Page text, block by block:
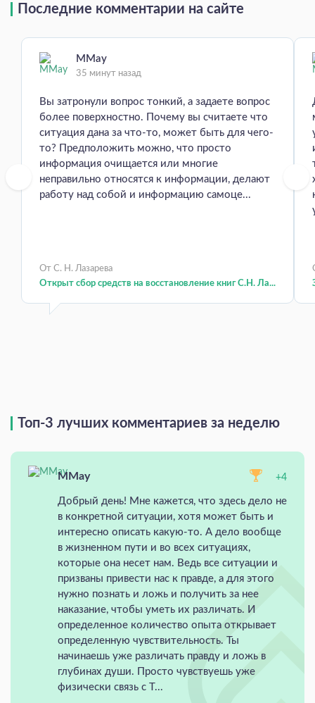
Последние комментарии на сайте
MMay
35 минут назад
Вы затронули вопрос тонкий, а задаете вопрос
более поверхностно. Почему вы считаете что
ситуация дана за что-то, может быть для чего-
то? Предположить можно, что просто
информация очищается или многие
неправильно относятся к информации, делают
работу над собой и информацию самоце...
От С. Н. Лазарева
Открыт сбор средств на восстановление книг С.Н. Ла...
Топ-3 лучших комментариев за неделю
MMay +4
Добрый день! Мне кажется, что здесь дело не
в конкретной ситуации, хотя может быть и
интересно описать какую-то. А дело вообще
в жизненном пути и во всех ситуациях,
которые она несет нам. Ведь все ситуации и
призваны привести нас к правде, а для этого
нужно познать и ложь и получить за нее
наказание, чтобы уметь их различать. И
определенное количество опыта открывает
определенную чувствительность. Ты
начинаешь уже различать правду и ложь в
глубинах души. Просто чувствуешь уже
физически связь с Т...